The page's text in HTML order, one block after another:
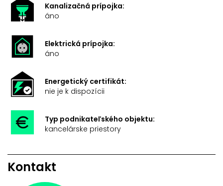
Kanalizačná prípojka:
áno
Elektrická prípojka:
áno
Energetický certifikát:
nie je k dispozícii
Typ podnikateľského objektu:
kancelárske priestory
Kontakt